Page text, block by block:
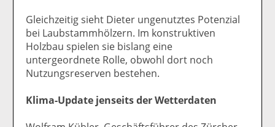
Gleichzeitig sieht Dieter ungenutztes Potenzial
bei Laubstammhölzern. Im konstruktiven
Holzbau spielen sie bislang eine
untergeordnete Rolle, obwohl dort noch
Nutzungsreserven bestehen.
Klima-Update jenseits der Wetterdaten